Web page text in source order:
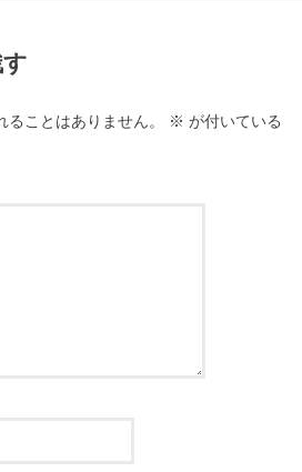
ることはありません。 ※ が付いている